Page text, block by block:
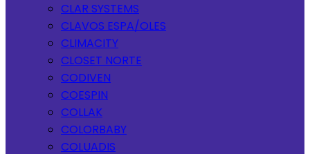
CLAR SYSTEMS
CLAVOS ESPA/OLES
CLIMACITY
CLOSET NORTE
CODIVEN
COESPIN
COLLAK
COLORBABY
COLUADIS